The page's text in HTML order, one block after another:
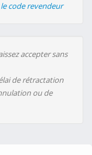
code revendeur
accepter sans
de rétractation
ou de